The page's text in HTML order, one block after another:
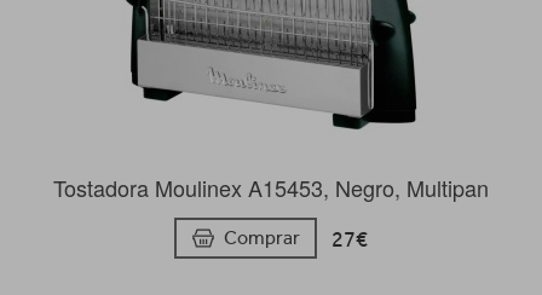
Tostadora Moulinex A15453, Negro, Multipan
Comprar 27€